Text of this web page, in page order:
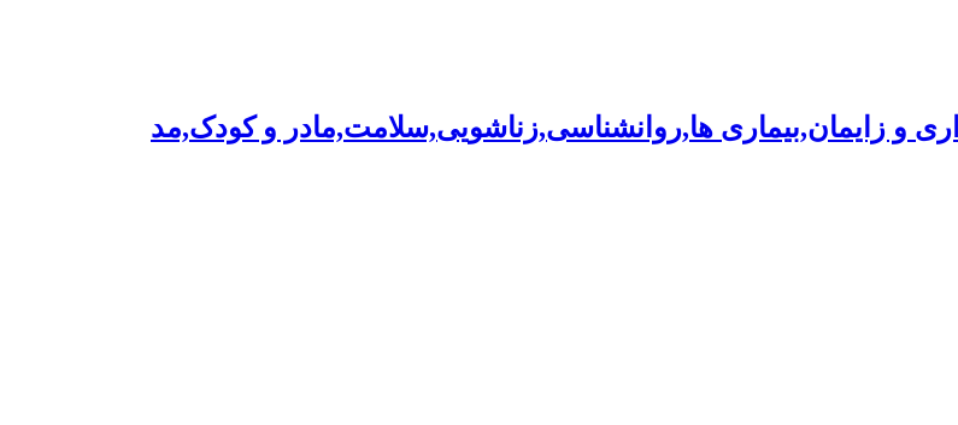
و زایمان,بیماری ها,روانشناسی,زناشویی,سلامت,مادر و کودک,مد